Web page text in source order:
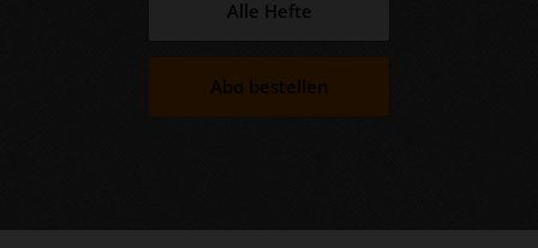
Alle Hefte
Abo bestellen